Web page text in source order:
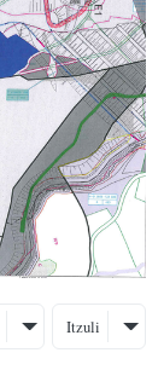
Itzuli